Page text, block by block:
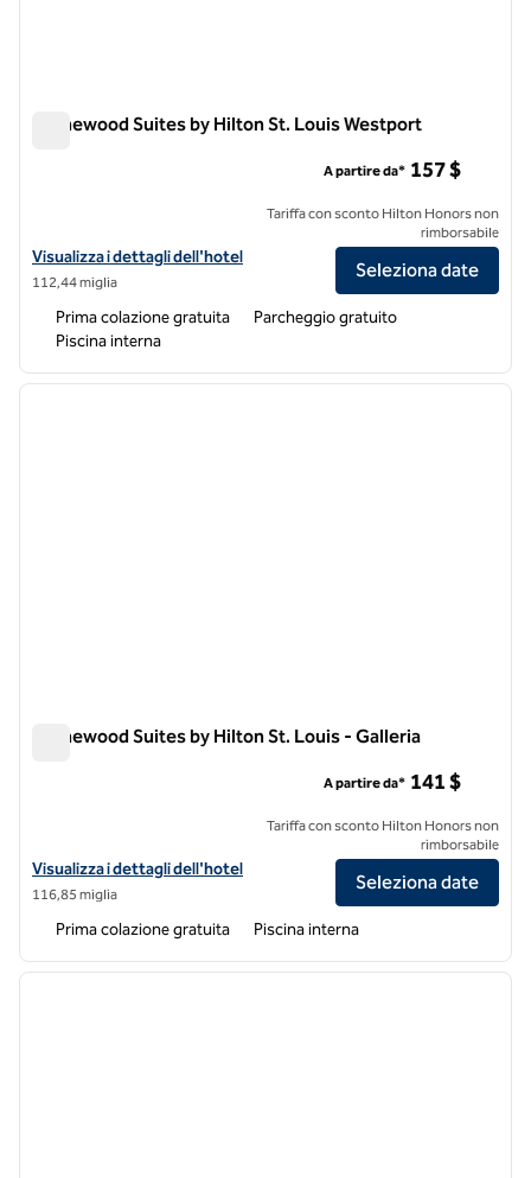
Homewood Suites by Hilton St. Louis Westport
Visualizza i dettagli dell'hotel Homewood Suites by Hilton St. Louis
Visualizza i dettagli dell'hotel
112,44 miglia
A partire da* 157 $
Tariffa con sconto Hilton Honors non
rimborsabile
Seleziona date
Prima colazione gratuita
Parcheggio gratuito
Piscina interna
1 di 11
Homewood Suites by Hilton St. Louis - Galleria
Visualizza i dettagli dell'hotel Homewood Suites by Hilton St. Louis -
Visualizza i dettagli dell'hotel
116,85 miglia
A partire da* 141 $
Tariffa con sconto Hilton Honors non
rimborsabile
Seleziona date
Prima colazione gratuita Piscina interna
1 di 12